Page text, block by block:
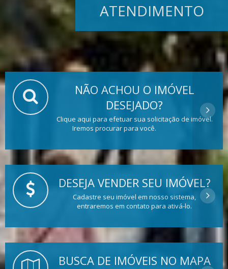
ATENDIMENTO
NÃO ACHOU O IMÓVEL
DESEJADO?
Clique aqui para efetuar sua solicitação de imóvel.
Iremos procurar para você.
DESEJA VENDER SEU IMÓVEL?
Cadastre seu imóvel em nosso sistema,
entraremos em contato para ativá-lo.
BUSCA DE IMÓVEIS NO MAPA